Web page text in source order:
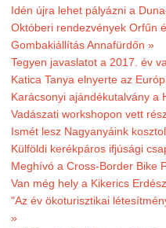
Idén újra lehet pályázni a
Októberi rendezvények Orfűn
Gombakiállítás Annafürdőn »
Tegyen javaslatot a 2017. év
Katica Tanya elnyerte az
Karácsonyi ajándékutalvány a
Vadászati workshopon vett
Ismét lesz Nagyanyáink
Külföldi kerékpáros ifjúsági
Meghívó a Cross-Border Bike
Van még hely a Kikerics
"Az év ökoturisztikai
»